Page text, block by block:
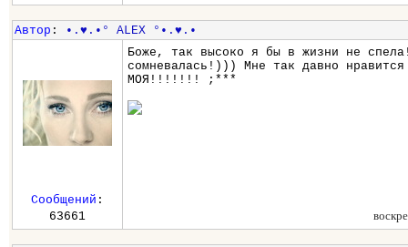
Автор :
•.♥.•° ALEX °•.♥.•
Боже, так высоко я бы в жизни не
сомневалась!))) Мне так давно
МОЯ!!!!!!! ;***
Сообщений :
63661